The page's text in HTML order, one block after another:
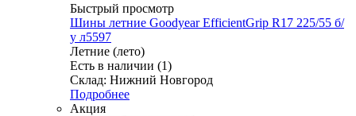
Быстрый просмотр
Шины летние Goodyear EfficientGrip R17 225/55 б/
у л5597
Летние (лето)
Есть в наличии (1)
Склад: Нижний Новгород
Подробнее
Акция